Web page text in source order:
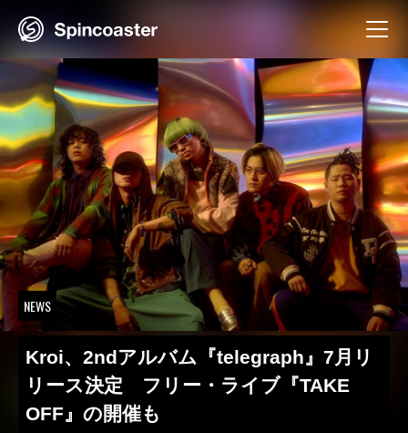
NEWS
Kroi、2ndアルバム『telegraph』7月リ
リース決定 フリー・ライブ『TAKE
OFF』の開催も